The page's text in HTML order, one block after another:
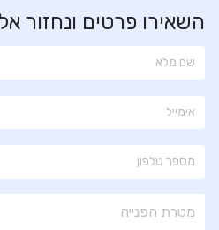
השאירו פרטים ונחזור